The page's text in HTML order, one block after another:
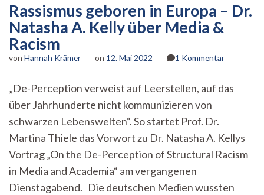
Rassismus geboren in Europa – Dr.
Natasha A. Kelly über Media &
Racism
von Hannah Krämer on 12. Mai 2022 1 Kommentarzu
in
Natasha
A.
Media
„De-Perception verweist auf Leerstellen, auf das
über Jahrhunderte nicht kommunizieren von
schwarzen Lebenswelten“. So startet Prof. Dr.
Martina Thiele das Vorwort zu Dr. Natasha A. Kellys
Vortrag „On the De-Perception of Structural Racism
in Media and Academia“ am vergangenen
Dienstagabend. Die deutschen Medien wussten